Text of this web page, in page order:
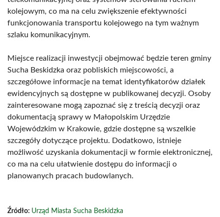
kolejowym, co ma na celu zwiększenie efektywności
funkcjonowania transportu kolejowego na tym ważnym
szlaku komunikacyjnym.
Miejsce realizacji inwestycji obejmować będzie teren gminy
Sucha Beskidzka oraz pobliskich miejscowości, a
szczegółowe informacje na temat identyfikatorów działek
ewidencyjnych są dostępne w publikowanej decyzji. Osoby
zainteresowane mogą zapoznać się z treścią decyzji oraz
dokumentacją sprawy w Małopolskim Urzędzie
Wojewódzkim w Krakowie, gdzie dostępne są wszelkie
szczegóły dotyczące projektu. Dodatkowo, istnieje
możliwość uzyskania dokumentacji w formie elektronicznej,
co ma na celu ułatwienie dostępu do informacji o
planowanych pracach budowlanych.
Źródło: Urząd Miasta Sucha Beskidzka